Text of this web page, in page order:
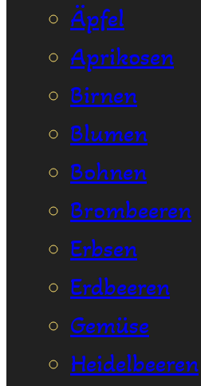
Äpfel
Aprikosen
Birnen
Blumen
Bohnen
Brombeeren
Erbsen
Erdbeeren
Gemüse
Heidelbeeren